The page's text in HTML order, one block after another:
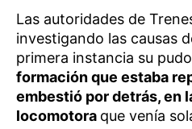
Las autoridades de
investigando las causas
primera instancia su
formación que estaba
embestió por detrás, en
locomotora que venía